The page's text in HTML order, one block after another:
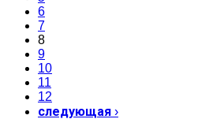
6
7
8
9
10
11
12
следующая ›